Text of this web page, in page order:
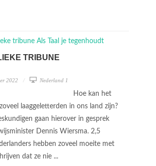
TRIBUNE
2022 Nederland 1
Hoe kan het
laaggeletterden in ons land zijn?
gaan hierover in gesprek
Dennis Wiersma. 2,5
hebben zoveel moeite met
dat ze nie ...